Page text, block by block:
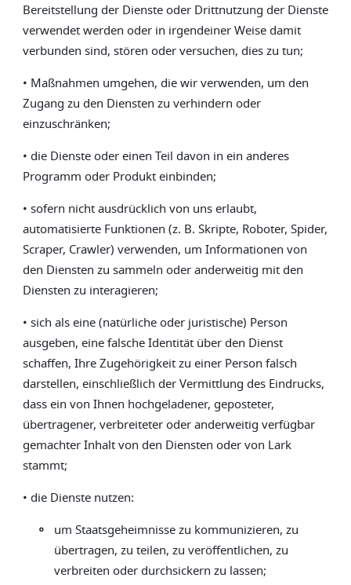
Bereitstellung der Dienste oder Drittnutzung der Dienste
verwendet werden oder in irgendeiner Weise damit
verbunden sind, stören oder versuchen, dies zu tun;
• Maßnahmen umgehen, die wir verwenden, um den
Zugang zu den Diensten zu verhindern oder
einzuschränken;
• die Dienste oder einen Teil davon in ein anderes
Programm oder Produkt einbinden;
• sofern nicht ausdrücklich von uns erlaubt,
automatisierte Funktionen (z. B. Skripte, Roboter, Spider,
Scraper, Crawler) verwenden, um Informationen von
den Diensten zu sammeln oder anderweitig mit den
Diensten zu interagieren;
• sich als eine (natürliche oder juristische) Person
ausgeben, eine falsche Identität über den Dienst
schaffen, Ihre Zugehörigkeit zu einer Person falsch
darstellen, einschließlich der Vermittlung des Eindrucks,
dass ein von Ihnen hochgeladener, geposteter,
übertragener, verbreiteter oder anderweitig verfügbar
gemachter Inhalt von den Diensten oder von Lark
stammt;
• die Dienste nutzen:
◦
um Staatsgeheimnisse zu kommunizieren, zu
übertragen, zu teilen, zu veröffentlichen, zu
verbreiten oder durchsickern zu lassen;